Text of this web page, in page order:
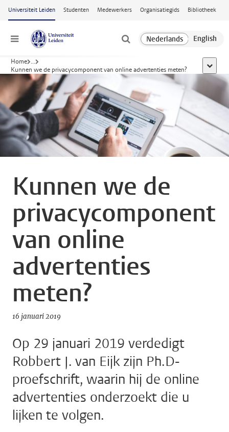
Ga naar hoofdinhoud
Universiteit Leiden Studenten Medewerkers Organisatiegids Bibliotheek
Menu
Home ...
Kunnen we de privacycomponent van online advertenties meten?
toon
Kunnen we de
privacycomponent
van online
advertenties
meten?
16 januari 2019
Op 29 januari 2019 verdedigt
Robbert J. van Eijk zijn Ph.D-
proefschrift, waarin hij de online
advertenties onderzoekt die u
lijken te volgen.